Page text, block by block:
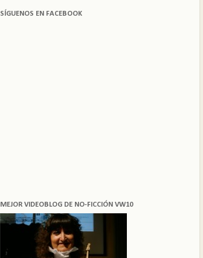
SÍGUENOS EN FACEBOOK
MEJOR VIDEOBLOG DE NO-FICCIÓN VW10